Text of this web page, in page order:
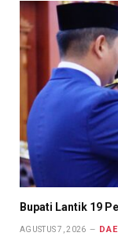
Bupati Lantik 19
AGUSTUS 7, 2026